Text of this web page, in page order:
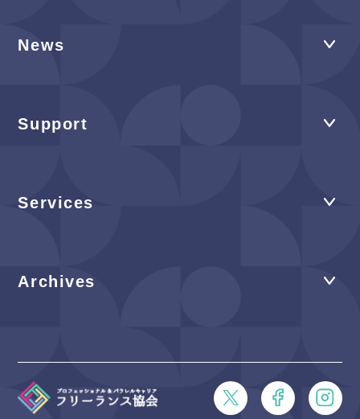
News
Support
Services
Archives